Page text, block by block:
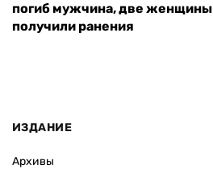
погиб мужчина, две женщины
получили ранения
ИЗДАНИЕ
Архивы